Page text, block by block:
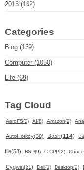
2013 (162)
Categories
Blog (139)
Computer (1050)
Life (69)
Tag Cloud
AeroFS(2) AI(8) Amazon(2)
AutoHotkey(30) Bash(114)
file(58) BSD(9) C-CPP(2)
Cygwin(31) Dell(1) Desktop(2)